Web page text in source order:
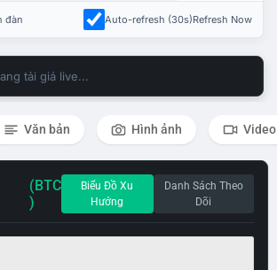
đàn Auto-refresh (30s)Refresh Now
tải giá live...
Văn bản Hình ảnh Video
(BTC
)
Biểu Đồ Xu
Hướng
Danh Sách Theo
Dõi